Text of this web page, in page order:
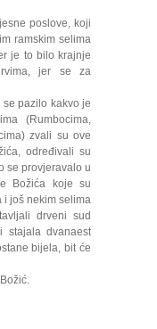
poslove, koji
ramskim selima
je to bilo krajnje
jer se za
pazilo kakvo je
(Rumbocima,
zvali su ove
određivali su
se provjeravalo u
Božića koje su
i još nekim selima
drveni sud
dvanaest
bijela, bit će